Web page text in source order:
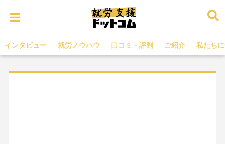
インタビュー 就労ノウハウ 口コミ・評判 ご紹介 私たち